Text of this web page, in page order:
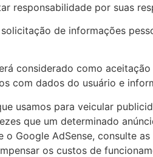
responsabilidade por suas
de informações
considerado como
com dados do usuário e
usamos para veicular
que um determinado
o Google AdSense, consulte
os custos de